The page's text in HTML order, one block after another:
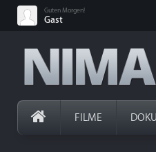
Guten Morgen!
Gast
FILME